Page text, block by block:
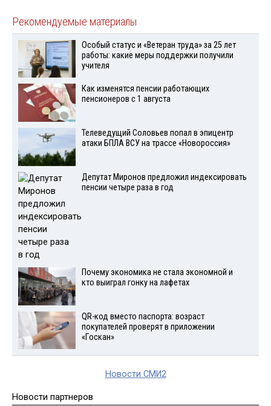
Рекомендуемые материалы
Особый статус и «Ветеран труда» за 25 лет
работы: какие меры поддержки получили
учителя
Как изменятся пенсии работающих
пенсионеров с 1 августа
Телеведущий Соловьев попал в эпицентр
атаки БПЛА ВСУ на трассе «Новороссия»
Депутат Миронов предложил индексировать
пенсии четыре раза в год
Почему экономика не стала экономной и
кто выиграл гонку на лафетах
QR-код вместо паспорта: возраст
покупателей проверят в приложении
«Госкан»
Новости СМИ2
Новости партнеров